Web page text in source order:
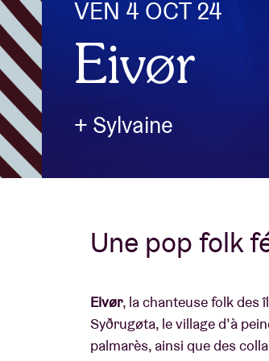
Infos
AB ❤
VEN 4 OCT 24
Eivør
+ Sylvaine
Une pop folk
Eivør, la chanteuse folk des
Syðrugøta, le village d’à
palmarès, ainsi que des